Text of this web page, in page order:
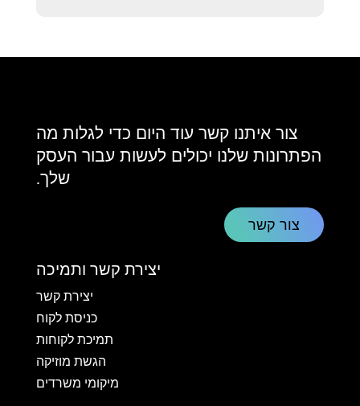
צור איתנו קשר עוד היום כדי לגלות מה
הפתרונות שלנו יכולים לעשות עבור העסק
שלך.
צור קשר
יצירת קשר ותמיכה
יצירת קשר
כניסת לקוח
תמיכת לקוחות
הגשת מוזיקה
מיקומי משרדים